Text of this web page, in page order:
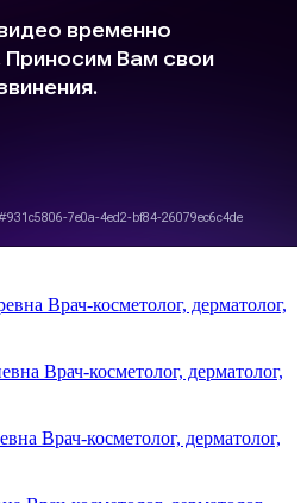
Врач-косметолог, дерматолог,
Врач-косметолог, дерматолог,
Врач-косметолог, дерматолог,